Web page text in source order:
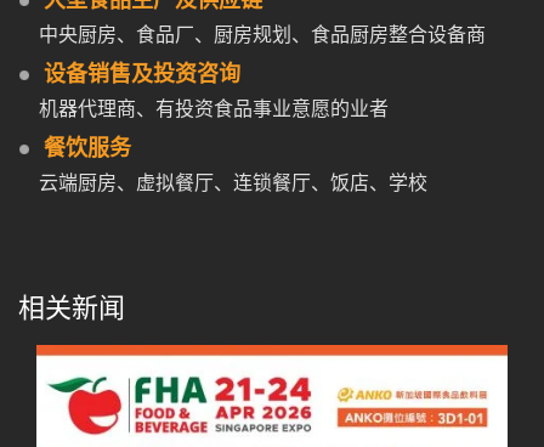
中央厨房、食品厂、厨房规划、食品厨房整合设备商
设备销售及投资咨询
机器代理商、有投资食品事业意愿的业者
餐饮服务
云端厨房、虚拟餐厅、连锁餐厅、饭店、学校
相关新闻